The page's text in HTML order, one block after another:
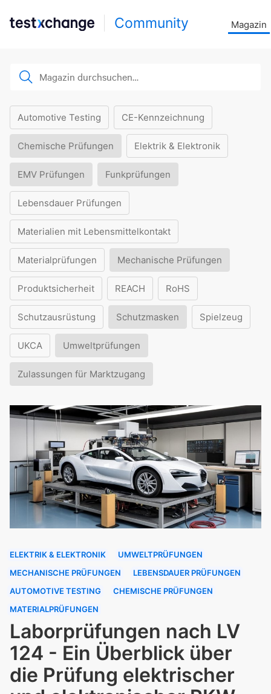
Community Magazin
Automotive Testing CE-Kennzeichnung
Chemische Prüfungen Elektrik & Elektronik
EMV Prüfungen Funkprüfungen
Lebensdauer Prüfungen
Materialien mit Lebensmittelkontakt
Materialprüfungen Mechanische Prüfungen
Produktsicherheit REACH RoHS
Schutzausrüstung Schutzmasken Spielzeug
UKCA Umweltprüfungen
Zulassungen für Marktzugang
ELEKTRIK & ELEKTRONIK
UMWELTPRÜFUNGEN
MECHANISCHE PRÜFUNGEN
LEBENSDAUER PRÜFUNGEN
AUTOMOTIVE TESTING
CHEMISCHE PRÜFUNGEN
MATERIALPRÜFUNGEN
Laborprüfungen nach LV
124 - Ein Überblick über
die Prüfung elektrischer